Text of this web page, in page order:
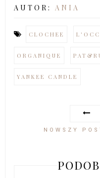
AUTOR: ANIA
CLOCHEE
ORGANIQUE
YANKEE CANDLE
NOWSZY